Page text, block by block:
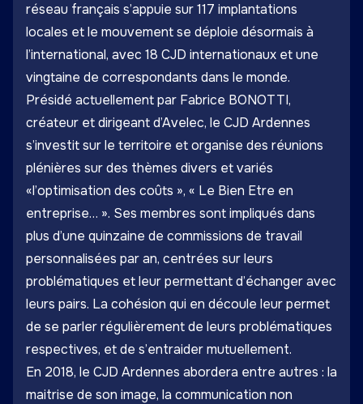
réseau français s’appuie sur 117 implantations
locales et le mouvement se déploie désormais à
l’international, avec 18 CJD internationaux et une
vingtaine de correspondants dans le monde.
Présidé actuellement par Fabrice BONOTTI,
créateur et dirigeant d’Avelec, le CJD Ardennes
s’investit sur le territoire et organise des réunions
plénières sur des thèmes divers et variés
«l’optimisation des coûts », « Le Bien Etre en
entreprise… ». Ses membres sont impliqués dans
plus d’une quinzaine de commissions de travail
personnalisées par an, centrées sur leurs
problématiques et leur permettant d’échanger avec
leurs pairs. La cohésion qui en découle leur permet
de se parler régulièrement de leurs problématiques
respectives, et de s’entraider mutuellement.
En 2018, le CJD Ardennes abordera entre autres : la
maitrise de son image, la communication non